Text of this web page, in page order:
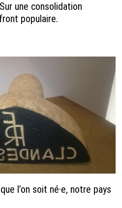
une consolidation
populaire.
l’on soit né·e, notre pays